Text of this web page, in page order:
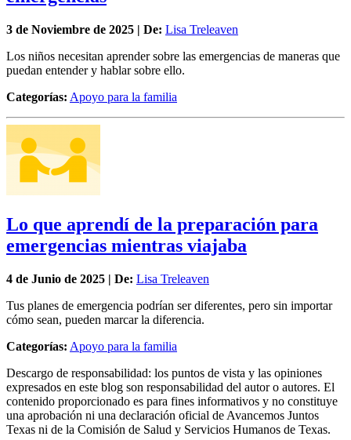
3 de Noviembre de 2025 | De: Lisa Treleaven
Los niños necesitan aprender sobre las emergencias de maneras que
puedan entender y hablar sobre ello.
Categorías: Apoyo para la familia
Lo que aprendí de la preparación para
emergencias mientras viajaba
4 de Junio de 2025 | De: Lisa Treleaven
Tus planes de emergencia podrían ser diferentes, pero sin importar
cómo sean, pueden marcar la diferencia.
Categorías: Apoyo para la familia
Descargo de responsabilidad: los puntos de vista y las opiniones
expresados en este blog son responsabilidad del autor o autores. El
contenido proporcionado es para fines informativos y no constituye
una aprobación ni una declaración oficial de Avancemos Juntos
Texas ni de la Comisión de Salud y Servicios Humanos de Texas.